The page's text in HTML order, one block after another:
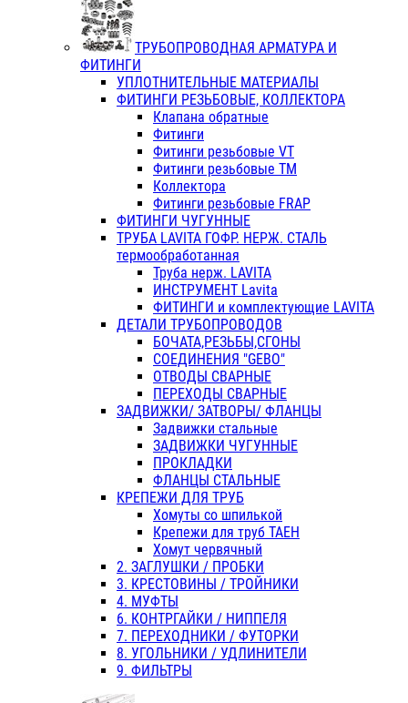
ТРУБОПРОВОДНАЯ АРМАТУРА И
ФИТИНГИ
УПЛОТНИТЕЛЬНЫЕ МАТЕРИАЛЫ
ФИТИНГИ РЕЗЬБОВЫЕ, КОЛЛЕКТОРА
Клапана обратные
Фитинги
Фитинги резьбовые VT
Фитинги резьбовые ТМ
Коллектора
Фитинги резьбовые FRAP
ФИТИНГИ ЧУГУННЫЕ
ТРУБА LAVITA ГОФР. НЕРЖ. СТАЛЬ
термообработанная
Труба нерж. LAVITA
ИНСТРУМЕНТ Lavita
ФИТИНГИ и комплектующие LAVITA
ДЕТАЛИ ТРУБОПРОВОДОВ
БОЧАТА,РЕЗЬБЫ,СГОНЫ
СОЕДИНЕНИЯ "GEBO"
ОТВОДЫ СВАРНЫЕ
ПЕРЕХОДЫ СВАРНЫЕ
ЗАДВИЖКИ/ ЗАТВОРЫ/ ФЛАНЦЫ
Задвижки стальные
ЗАДВИЖКИ ЧУГУННЫЕ
ПРОКЛАДКИ
ФЛАНЦЫ СТАЛЬНЫЕ
КРЕПЕЖИ ДЛЯ ТРУБ
Хомуты со шпилькой
Крепежи для труб ТАЕН
Хомут червячный
2. ЗАГЛУШКИ / ПРОБКИ
3. КРЕСТОВИНЫ / ТРОЙНИКИ
4. МУФТЫ
6. КОНТРГАЙКИ / НИППЕЛЯ
7. ПЕРЕХОДНИКИ / ФУТОРКИ
8. УГОЛЬНИКИ / УДЛИНИТЕЛИ
9. ФИЛЬТРЫ